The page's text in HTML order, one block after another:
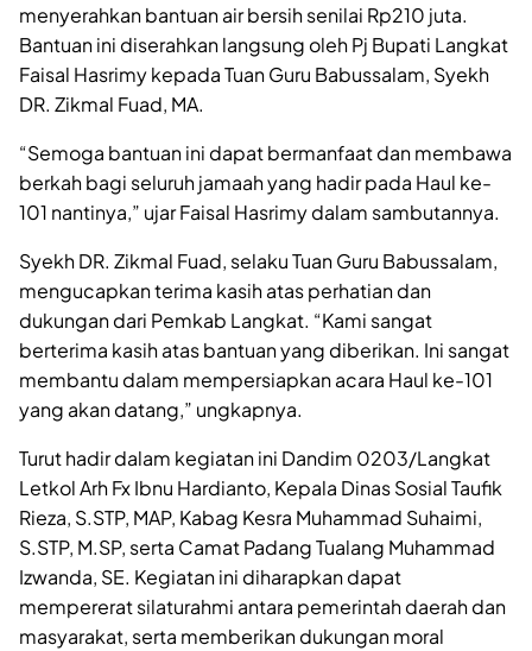
menyerahkan bantuan air bersih senilai Rp210 juta.
Bantuan ini diserahkan langsung oleh Pj Bupati Langkat
Faisal Hasrimy kepada Tuan Guru Babussalam, Syekh
DR. Zikmal Fuad, MA.
“Semoga bantuan ini dapat bermanfaat dan membawa
berkah bagi seluruh jamaah yang hadir pada Haul ke-
101 nantinya,” ujar Faisal Hasrimy dalam sambutannya.
Syekh DR. Zikmal Fuad, selaku Tuan Guru Babussalam,
mengucapkan terima kasih atas perhatian dan
dukungan dari Pemkab Langkat. “Kami sangat
berterima kasih atas bantuan yang diberikan. Ini sangat
membantu dalam mempersiapkan acara Haul ke-101
yang akan datang,” ungkapnya.
Turut hadir dalam kegiatan ini Dandim 0203/Langkat
Letkol Arh Fx Ibnu Hardianto, Kepala Dinas Sosial Taufik
Rieza, S.STP, MAP, Kabag Kesra Muhammad Suhaimi,
S.STP, M.SP, serta Camat Padang Tualang Muhammad
Izwanda, SE. Kegiatan ini diharapkan dapat
mempererat silaturahmi antara pemerintah daerah dan
masyarakat, serta memberikan dukungan moral